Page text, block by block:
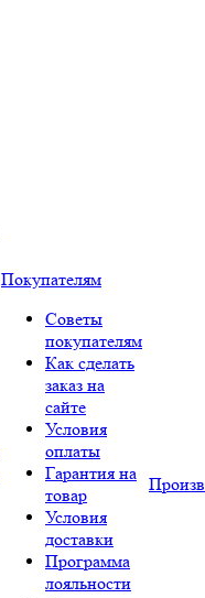
Покупателям
Советы
покупателям
Как сделать
заказ на
сайте
Условия
оплаты
Гарантия на
товар
Условия
доставки
Программа
лояльности